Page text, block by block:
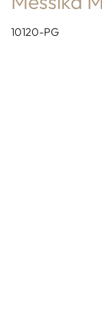
10120-PG